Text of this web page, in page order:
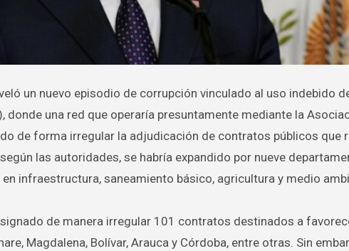
donde una red que operaría presuntamente mediante la
de forma irregular la adjudicación de contratos públicos que
las autoridades, se habría expandido por nueve
infraestructura, saneamiento básico, agricultura y medio
de manera irregular 101 contratos destinados a
Magdalena, Bolívar, Arauca y Córdoba, entre otras. Sin